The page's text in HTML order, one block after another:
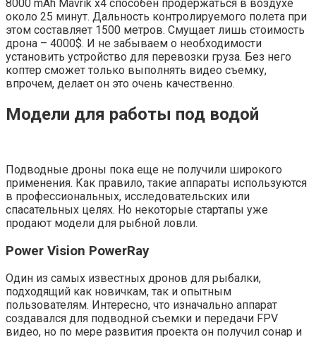
8000 mAh Mavrik x4 способен продержаться в воздухе
около 25 минут. Дальность контролируемого полета при
этом составляет 1500 метров. Смущает лишь стоимость
дрона – 4000$. И не забываем о необходимости
установить устройство для перевозки груза. Без него
коптер сможет только выполнять видео съемку,
впрочем, делает он это очень качественно.
Модели для работы под водой
Подводные дроны пока еще не получили широкого
применения. Как правило, такие аппараты используются
в профессиональных, исследовательских или
спасательных целях. Но некоторые стартапы уже
продают модели для рыбной ловли.
Power Vision PowerRay
Один из самых известных дронов для рыбалки,
подходящий как новичкам, так и опытным
пользователям. Интересно, что изначально аппарат
создавался для подводной съемки и передачи FPV
видео, но по мере развития проекта он получил сонар и